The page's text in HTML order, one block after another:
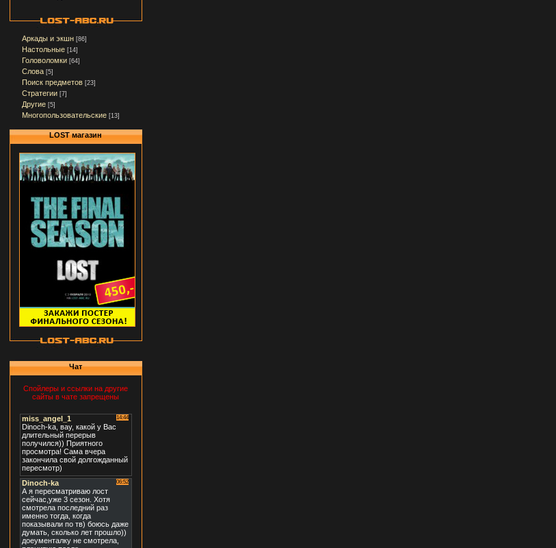
Аркады и экшн [86]
Настольные [14]
Головоломки [64]
Слова [5]
Поиск предметов [23]
Стратегии [7]
Другие [5]
Многопользовательские [13]
LOST магазин
Чат
Спойлеры и ссылки на другие
сайты в чате запрещены